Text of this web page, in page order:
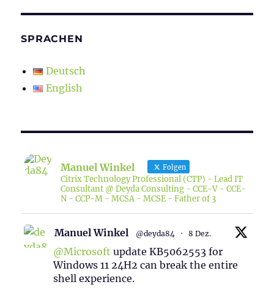
SPRACHEN
Deutsch
English
Manuel Winkel Folgen
Citrix Technology Professional (CTP) - Lead IT
Consultant @ Deyda Consulting - CCE-V - CCE-
N - CCP-M - MCSA - MCSE - Father of 3
Manuel Winkel @deyda84 · 8 Dez.
@Microsoft update KB5062553 for
Windows 11 24H2 can break the entire
shell experience.